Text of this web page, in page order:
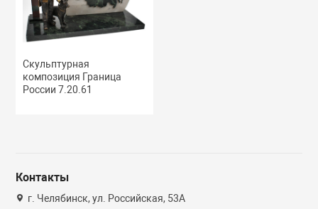
Скульптурная
композиция Граница
России 7.20.61
Контакты
г. Челябинск, ул. Российская, 53А